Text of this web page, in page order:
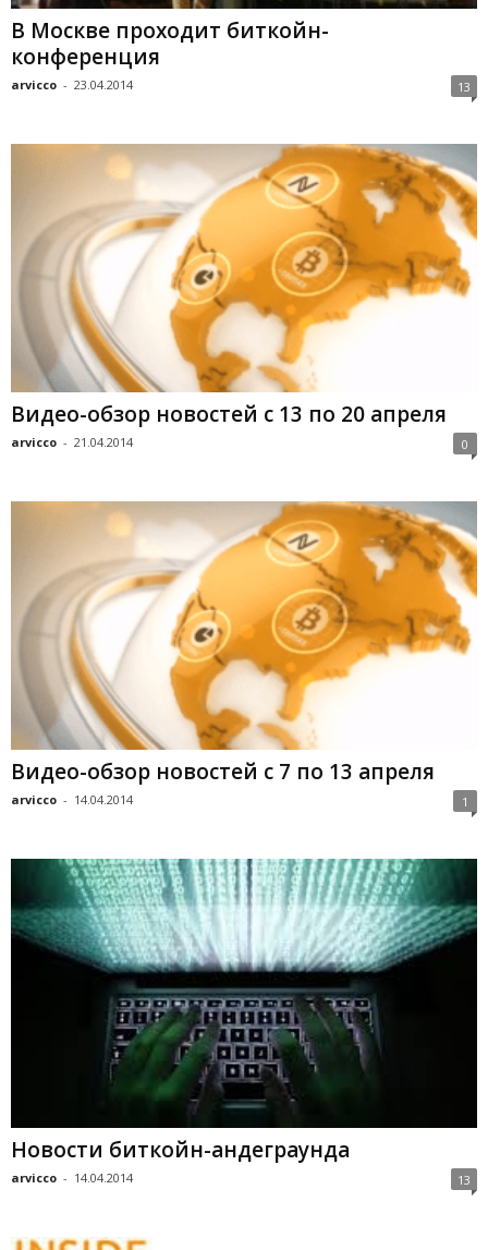
В Москве проходит биткойн-
конференция
arvicco - 23.04.2014 13
Видео-обзор новостей с 13 по 20 апреля
arvicco - 21.04.2014 0
Видео-обзор новостей с 7 по 13 апреля
arvicco - 14.04.2014 1
Новости биткойн-андеграунда
arvicco - 14.04.2014 13